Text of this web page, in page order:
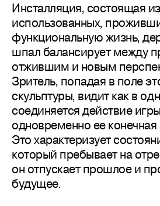
Инсталляция, состоящая
использованных,
функциональную жизнь,
шпал балансирует между
отжившим и новым
Зритель, попадая в поле
скульптуры, видит как в
соединяется действие
одновременно ее конечная
Это характеризует
который пребывает на
он отпускает прошлое и
будущее.